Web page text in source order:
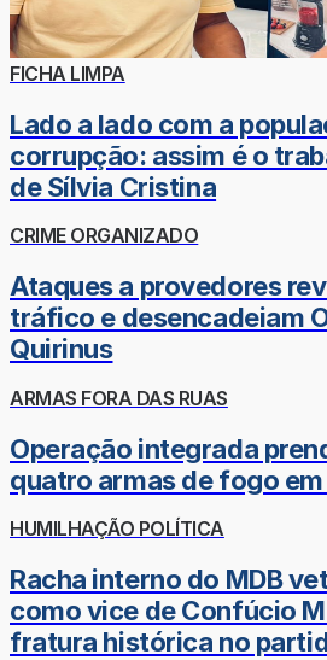
FICHA LIMPA
Lado a lado com a
corrupção: assim é o
de Sílvia Cristina
CRIME ORGANIZADO
Ataques a provedores
tráfico e desencadeiam
Quirinus
ARMAS FORA DAS RUAS
Operação integrada
quatro armas de fogo
HUMILHAÇÃO POLÍTICA
Racha interno do MDB
como vice de Confúcio
fratura histórica no